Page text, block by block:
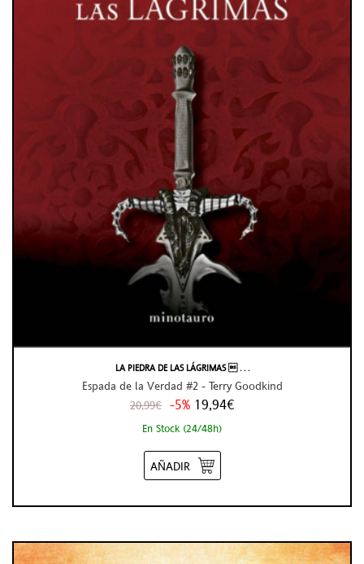
LA PIEDRA DE LAS LÁGRIMAS  . . .
Espada de la Verdad #2 - Terry Goodkind
20,99€ -5% 19,94€
En Stock (24/48h)
AÑADIR